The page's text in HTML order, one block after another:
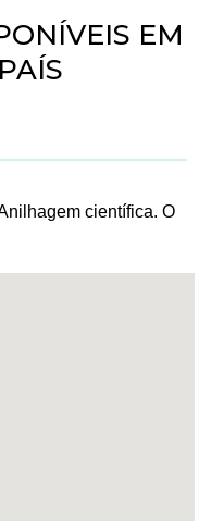
EM
científica. O